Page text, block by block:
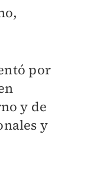
por
y de
y